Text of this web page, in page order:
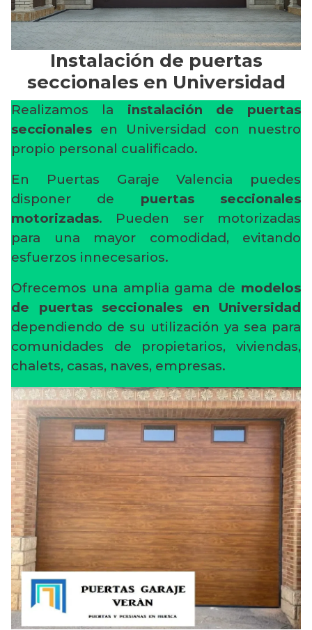
Instalación de puertas
seccionales en Universidad
Realizamos la instalación de puertas
seccionales en Universidad con nuestro
propio personal cualificado.
En Puertas Garaje Valencia puedes
disponer de puertas seccionales
motorizadas. Pueden ser motorizadas
para una mayor comodidad, evitando
esfuerzos innecesarios.
Ofrecemos una amplia gama de modelos
de puertas seccionales en Universidad
dependiendo de su utilización ya sea para
comunidades de propietarios, viviendas,
chalets, casas, naves, empresas.